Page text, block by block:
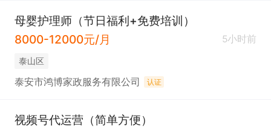
母婴护理师（节日福利+免费培训）
8000-12000元/月
5小时前
泰山区
泰安市鸿博家政服务有限公司 认证
视频号代运营（简单方便）